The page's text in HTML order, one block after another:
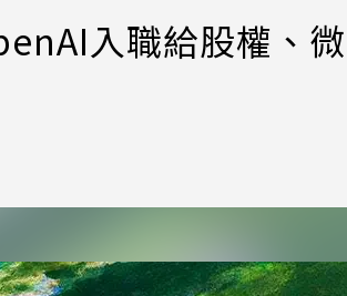
入職給股權、